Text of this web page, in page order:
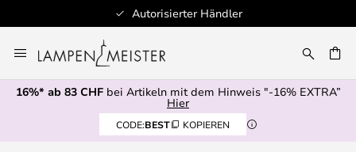
Autorisierter Händler
Inhalt
springen
16%* ab 83 CHFbei Artikeln mit dem Hinweis "-16% EXTRA”
Hier
CODE:BEST KOPIEREN